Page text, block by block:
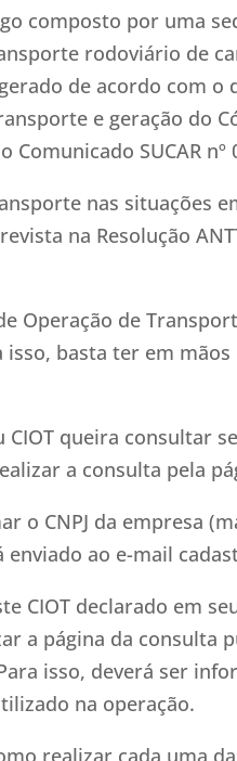
composto por uma
rodoviário de
de acordo com
e geração do
Comunicado SUCAR nº
nas situações
na Resolução
Operação de
basta ter em mãos
queira consultar
a consulta pela
o CNPJ da empresa
ao e-mail
CIOT declarado em
a página da consulta
isso, deverá ser
na operação.
realizar cada uma